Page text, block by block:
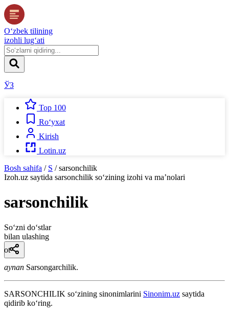
O‘zbek tilining
izohli lug‘ati
ЎЗ
Top 100
Ro‘yxat
Kirish
Lotin.uz
Bosh sahifa / S / sarsonchilik
Izoh.uz saytida sarsonchilik so‘zining izohi va ma’nolari
sarsonchilik
So‘zni do‘stlar
bilan ulashing
ot
aynan Sarsongarchilik.
SARSONCHILIK so‘zining sinonimlarini Sinonim.uz saytida
qidirib ko‘ring.